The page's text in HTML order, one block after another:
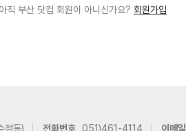
아직 부산 닷컴 회원이 아니신가요? 회원가입
정동) 전화번호 051)461-4114 이메일